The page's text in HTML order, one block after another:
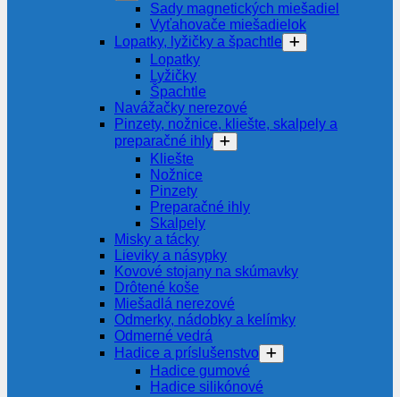
Sady magnetických miešadiel
Vyťahovače miešadielok
Lopatky, lyžičky a špachtle
Lopatky
Lyžičky
Špachtle
Navážačky nerezové
Pinzety, nožnice, kliešte, skalpely a
preparačné ihly
Kliešte
Nožnice
Pinzety
Preparačné ihly
Skalpely
Misky a tácky
Lieviky a násypky
Kovové stojany na skúmavky
Drôtené koše
Miešadlá nerezové
Odmerky, nádobky a kelímky
Odmerné vedrá
Hadice a príslušenstvo
Hadice gumové
Hadice silikónové